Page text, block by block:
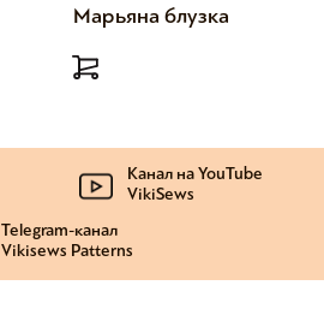
Марьяна блузка
Канал на YouTube
VikiSews
Telegram-канал
Vikisews Patterns